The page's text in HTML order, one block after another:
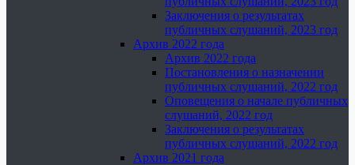
Заключения о результатах
публичных слушаний, 2023 год
Архив 2022 года
Архив 2022 года
Постановления о назначении
публичных слушаний, 2022 год
Оповещения о начале публичных
слушаний, 2022 год
Заключения о результатах
публичных слушаний, 2022 год
Архив 2021 года